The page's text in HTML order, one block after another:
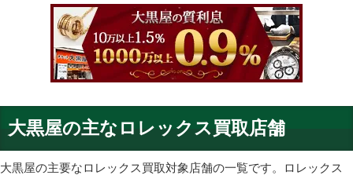
大黒屋の主なロレックス買取店舗
大黒屋の主要なロレックス買取対象店舗の一覧です。ロレックス